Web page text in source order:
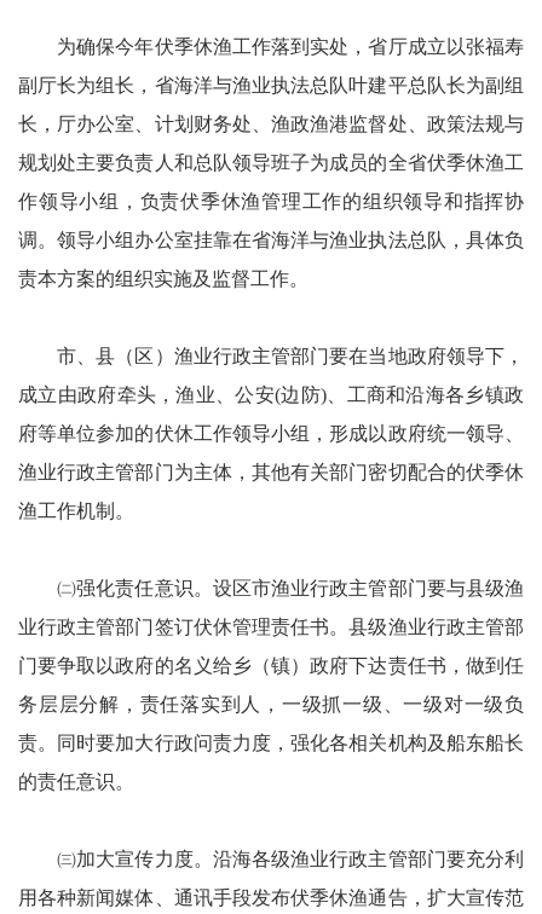
为确保今年伏季休渔工作落到实处，省厅成立以张福寿
副厅长为组长，省海洋与渔业执法总队叶建平总队长为副组
长，厅办公室、计划财务处、渔政渔港监督处、政策法规与
规划处主要负责人和总队领导班子为成员的全省伏季休渔工
作领导小组，负责伏季休渔管理工作的组织领导和指挥协
调。领导小组办公室挂靠在省海洋与渔业执法总队，具体负
责本方案的组织实施及监督工作。
市、县（区）渔业行政主管部门要在当地政府领导下，
成立由政府牵头，渔业、公安(边防)、工商和沿海各乡镇政
府等单位参加的伏休工作领导小组，形成以政府统一领导、
渔业行政主管部门为主体，其他有关部门密切配合的伏季休
渔工作机制。
㈡强化责任意识。设区市渔业行政主管部门要与县级渔
业行政主管部门签订伏休管理责任书。县级渔业行政主管部
门要争取以政府的名义给乡（镇）政府下达责任书，做到任
务层层分解，责任落实到人，一级抓一级、一级对一级负
责。同时要加大行政问责力度，强化各相关机构及船东船长
的责任意识。
㈢加大宣传力度。沿海各级渔业行政主管部门要充分利
用各种新闻媒体、通讯手段发布伏季休渔通告，扩大宣传范